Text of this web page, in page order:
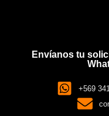
Envíanos tu
+569